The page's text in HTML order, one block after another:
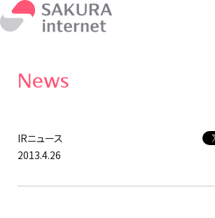
News
IRニュース
2013.4.26